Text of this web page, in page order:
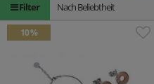
Filter Nach Beliebtheit
10 %